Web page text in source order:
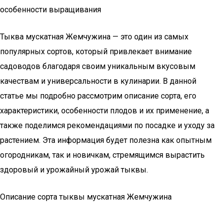
особенности выращивания
Тыква мускатная Жемчужина — это один из самых
популярных сортов, который привлекает внимание
садоводов благодаря своим уникальным вкусовым
качествам и универсальности в кулинарии. В данной
статье мы подробно рассмотрим описание сорта, его
характеристики, особенности плодов и их применение, а
также поделимся рекомендациями по посадке и уходу за
растением. Эта информация будет полезна как опытным
огородникам, так и новичкам, стремящимся вырастить
здоровый и урожайный урожай тыквы.
Описание сорта тыквы мускатная Жемчужина